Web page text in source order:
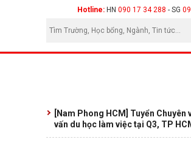
Hotline: HN 090 17 34 288 - SG
[Nam Phong HCM] Tuyển Chuyên
vấn du học làm việc tại Q3, TP